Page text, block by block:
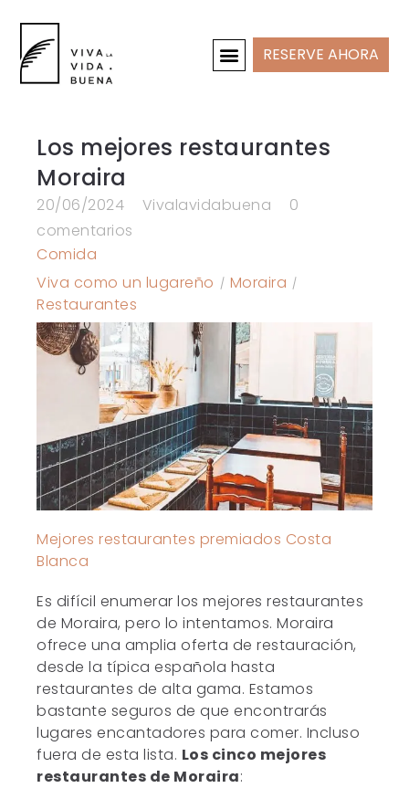
RESERVE AHORA
Los mejores restaurantes
Moraira
20/06/2024 Vivalavidabuena
0
comentarios
Comida
Viva como un lugareño
Moraira
Restaurantes
Mejores restaurantes premiados Costa
Blanca
Es difícil enumerar los mejores restaurantes
de Moraira, pero lo intentamos. Moraira
ofrece una amplia oferta de restauración,
desde la típica española hasta
restaurantes de alta gama. Estamos
bastante seguros de que encontrarás
lugares encantadores para comer. Incluso
fuera de esta lista. Los cinco mejores
restaurantes de Moraira: